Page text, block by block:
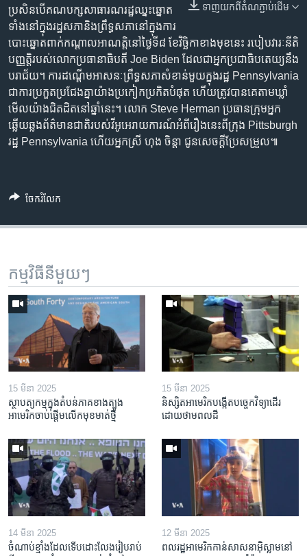
ទំព័រ​
ស្វែង​
រក
ភាសា
ទាញ​យក​ពី​តំណភ្ជាប់​ដើម
ប្រសិន​បើ​គណបក្ស​សាធារណរដ្ឋ​ឈ្នះ​ឆ្នោត​​​​
ទាំង​នៅ​ក្នុង​​រដ្ឋសភា​និង​ព្រឹទ្ធសភា​នៅ​ក្នុង​ការ
បោះឆ្នោត​ពាក់​កណ្តាល​អាណត្តិ​​នៅ​ថ្ងៃទី៨ ខែ​វិច្ឆិកា​ខាង​មុខ​នេះ របៀប​​​វារៈ​​នីតិ
បញ្ញត្តិ​​របស់​លោក​ប្រធានាធិបតី Joe Biden ដែល​ជា​អ្នក​ប្រជាធិបតេយ្យ​នឹង​​
បរាជ័យ។ ការ​ដណ្ដើម​អាសនៈ​ព្រឹទ្ធសភា​សំខាន់​មួយ​ក្នុង​រដ្ឋ Pennsylvania
ជា​ការ​​ប្រកួត​ប្រជែង​គ្នា​​យ៉ាង​ប្រកៀកប្រកិត​បំផុត ​​​ហើយ​​ត្រូវ​បាន​គេ​តាម​ឃ្លាំ​
មើល​យ៉ាង​ជិតដិត​នៅ​ឆ្នាំ​នេះ។ លោក Steve Herman ប្រធាន​ក្រុម​អ្នក​​​​​
ឆ្លើយឆ្លង​​​​ព័ត៌មាន​​​ជាតិ​របស់​វីអូអេ​រាយការណ៍​អំពី​រឿង​នេះ​ពី​ក្រុង Pittsburgh
រដ្ឋ Pennsylvania ហើយ​អ្នកស្រី ហុង ចិន្ដា ជូន​សេចក្ដី​ប្រែ​សម្រួល៕
ចែករំលែក
កម្មវិធី​នីមួយៗ
15 មីនា 2025
ស្ថាបត្យកម្ម​ក្នុង​តំបន់​ភាគ​ខាង​ត្បូង​
អាមេរិក​ចាប់ផ្តើម​លើក​មុខមាត់​ថ្មី
15 មីនា 2025
និស្សិត​អាមេរិក​បង្កើត​បច្ចេកវិទ្យា​ដើរ​
ដោយ​ថាមពល​ដី
14 មីនា 2025
ចំណាប់ខ្មាំង​ដែល​ទើប​ដោះលែង​រៀបរាប់​
12 មីនា 2025
ពលរដ្ឋអាមេរិក​កាន់សាសនា​អ៊ិស្លាម​នៅ